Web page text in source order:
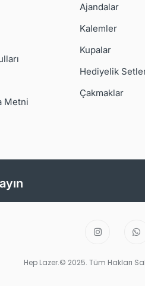
Metni
Ajandalar
Kalemler
Kupalar
Hediyelik
Çakmaklar
Hep Lazer.© 2025. Tüm Hakları